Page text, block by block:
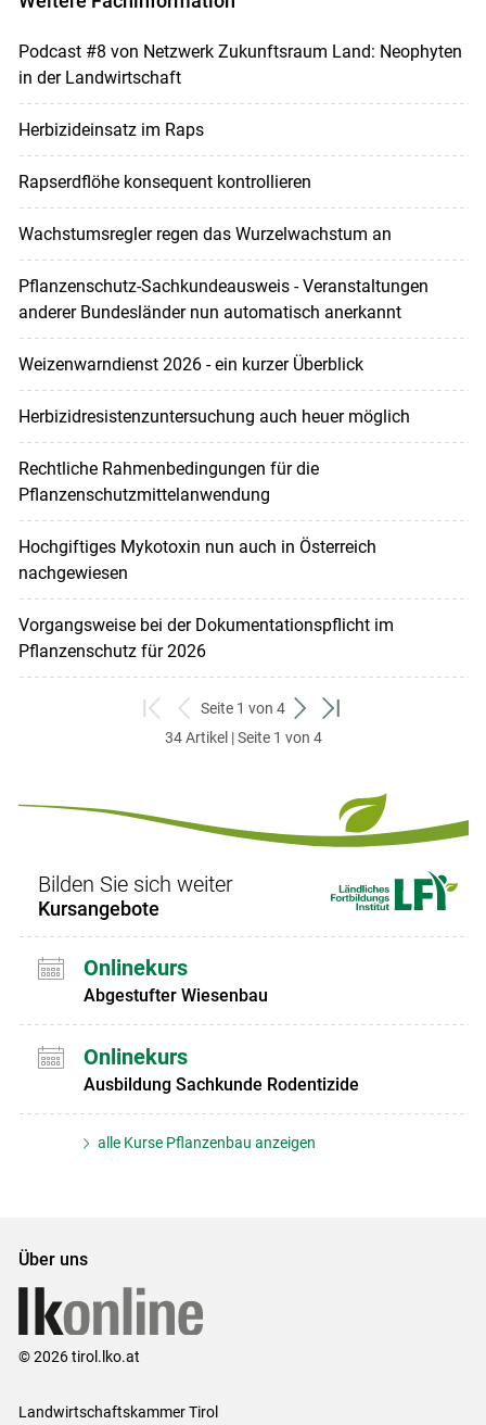
Podcast #8 von Netzwerk Zukunftsraum Land: Neophyten
in der Landwirtschaft
Herbizideinsatz im Raps
Rapserdflöhe konsequent kontrollieren
Wachstumsregler regen das Wurzelwachstum an
Pflanzenschutz-Sachkundeausweis - Veranstaltungen
anderer Bundesländer nun automatisch anerkannt
Weizenwarndienst 2026 - ein kurzer Überblick
Herbizidresistenzuntersuchung auch heuer möglich
Rechtliche Rahmenbedingungen für die
Pflanzenschutzmittelanwendung
Hochgiftiges Mykotoxin nun auch in Österreich
nachgewiesen
Vorgangsweise bei der Dokumentationspflicht im
Pflanzenschutz für 2026
zum
ersten
zurück
zum
Seite 1 von 4
weiter
zum
zum
34 Artikel | Seite 1 von 4
Bilden Sie sich weiter
Kursangebote
Onlinekurs
Abgestufter Wiesenbau
Onlinekurs
Ausbildung Sachkunde Rodentizide
alle Kurse Pflanzenbau anzeigen
Über uns
© 2026 tirol.lko.at
Landwirtschaftskammer Tirol